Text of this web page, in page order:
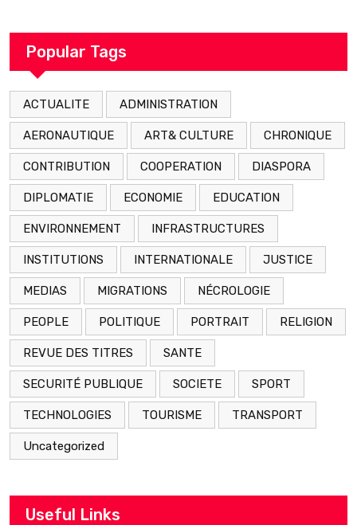
arrestation
Popular Tags
ACTUALITE ADMINISTRATION
AERONAUTIQUE ART& CULTURE CHRONIQUE
CONTRIBUTION COOPERATION DIASPORA
DIPLOMATIE ECONOMIE EDUCATION
ENVIRONNEMENT INFRASTRUCTURES
INSTITUTIONS INTERNATIONALE JUSTICE
MEDIAS MIGRATIONS NÉCROLOGIE
PEOPLE POLITIQUE PORTRAIT RELIGION
REVUE DES TITRES SANTE
SECURITÉ PUBLIQUE SOCIETE SPORT
TECHNOLOGIES TOURISME TRANSPORT
Uncategorized
Useful Links